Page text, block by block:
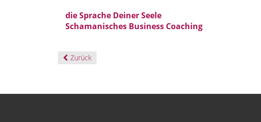
die Sprache Deiner Seele
Schamanisches Business Coaching
Zurück